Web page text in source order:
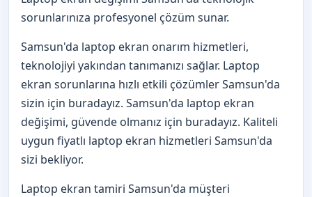
sorunlarınıza profesyonel çözüm sunar.
Samsun'da laptop ekran onarım hizmetleri,
teknolojiyi yakından tanımanızı sağlar. Laptop
ekran sorunlarına hızlı etkili çözümler Samsun'da
sizin için buradayız. Samsun'da laptop ekran
değişimi, güvende olmanız için buradayız. Kaliteli
uygun fiyatlı laptop ekran hizmetleri Samsun'da
sizi bekliyor.
Laptop ekran tamiri Samsun'da müşteri